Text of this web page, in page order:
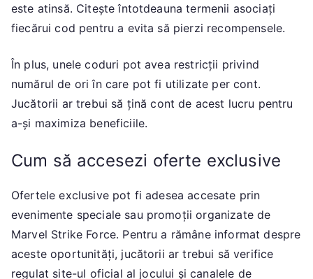
este atinsă. Citește întotdeauna termenii asociați
fiecărui cod pentru a evita să pierzi recompensele.
În plus, unele coduri pot avea restricții privind
numărul de ori în care pot fi utilizate per cont.
Jucătorii ar trebui să țină cont de acest lucru pentru
a-și maximiza beneficiile.
Cum să accesezi oferte exclusive
Ofertele exclusive pot fi adesea accesate prin
evenimente speciale sau promoții organizate de
Marvel Strike Force. Pentru a rămâne informat despre
aceste oportunități, jucătorii ar trebui să verifice
regulat site-ul oficial al jocului și canalele de